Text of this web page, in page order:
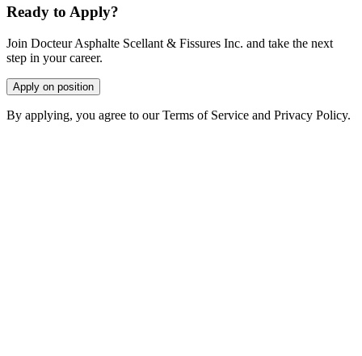
Ready to Apply?
Join Docteur Asphalte Scellant & Fissures Inc. and take the next
step in your career.
Apply on position
By applying, you agree to our Terms of Service and Privacy Policy.